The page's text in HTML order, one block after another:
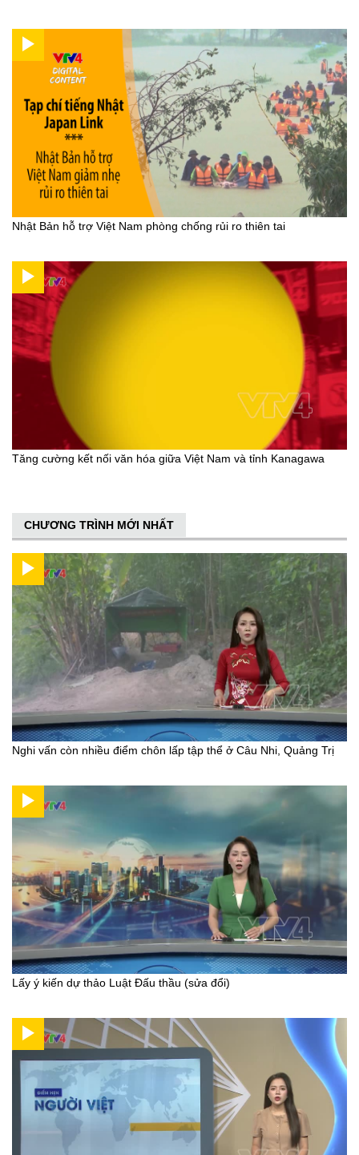
Nhật Bản hỗ trợ Việt Nam phòng chống rủi ro thiên tai
Tăng cường kết nối văn hóa giữa Việt Nam và tỉnh Kanagawa
CHƯƠNG TRÌNH MỚI NHẤT
Nghi vấn còn nhiều điểm chôn lấp tập thể ở Câu Nhi, Quảng Trị
Lấy ý kiến dự thảo Luật Đấu thầu (sửa đổi)